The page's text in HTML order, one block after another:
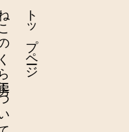
トップページ
について